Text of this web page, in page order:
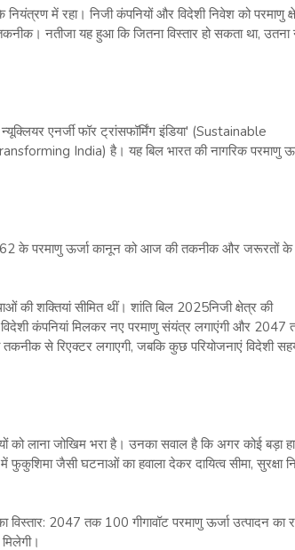
में रहा। निजी कंपनियों और विदेशी निवेश को परमाणु
नतीजा यह हुआ कि जितना विस्तार हो सकता था, उतना
एनर्जी फॉर ट्रांसफॉर्मिंग इंडिया' (Sustainable
India) है। यह बिल भारत की नागरिक परमाणु
के परमाणु ऊर्जा कानून को आज की तकनीक और जरूरतों के
की शक्तियां सीमित थीं। शांति बिल 2025निजी क्षेत्र की
कंपनियां मिलकर नए परमाणु संयंत्र लगाएंगी और 2047
से रिएक्टर लगाएगी, जबकि कुछ परियोजनाएं विदेशी
को लाना जोखिम भरा है। उनका सवाल है कि अगर कोई बड़ा
जैसी घटनाओं का हवाला देकर दायित्व सीमा, सुरक्षा
2047 तक 100 गीगावॉट परमाणु ऊर्जा उत्पादन का